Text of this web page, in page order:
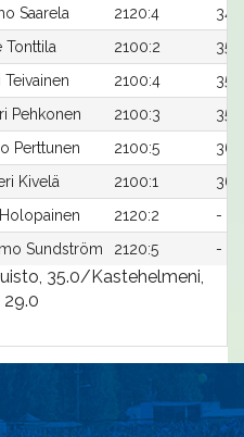
Saarela 2120:4
Tonttila 2100:2
Teivainen 2100:4
Pehkonen 2100:3
Perttunen 2100:5
Kivelä 2100:1
2120:2
-
Sundström 2120:5 -
35.0/Kastehelmeni,
29.0